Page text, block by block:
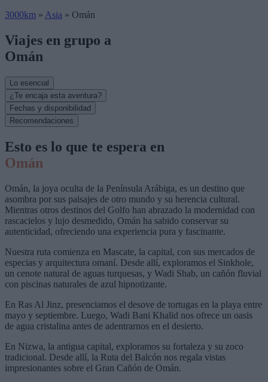
3000km » Asia » Omán
Viajes en grupo a
Omán
Lo esencial
¿Te encaja esta aventura?
Fechas y disponibilidad
Recomendaciones
Esto es lo que te espera en
Omán
Omán, la joya oculta de la Península Arábiga, es un destino que
asombra por sus paisajes de otro mundo y su herencia cultural.
Mientras otros destinos del Golfo han abrazado la modernidad con
rascacielos y lujo desmedido, Omán ha sabido conservar su
autenticidad, ofreciendo una experiencia pura y fascinante.
Nuestra ruta comienza en Mascate, la capital, con sus mercados de
especias y arquitectura omaní. Desde allí, exploramos el Sinkhole,
un cenote natural de aguas turquesas, y Wadi Shab, un cañón fluvial
con piscinas naturales de azul hipnotizante.
En Ras Al Jinz, presenciamos el desove de tortugas en la playa entre
mayo y septiembre. Luego, Wadi Bani Khalid nos ofrece un oasis
de agua cristalina antes de adentrarnos en el desierto.
En Nizwa, la antigua capital, exploramos su fortaleza y su zoco
tradicional. Desde allí, la Ruta del Balcón nos regala vistas
impresionantes sobre el Gran Cañón de Omán.